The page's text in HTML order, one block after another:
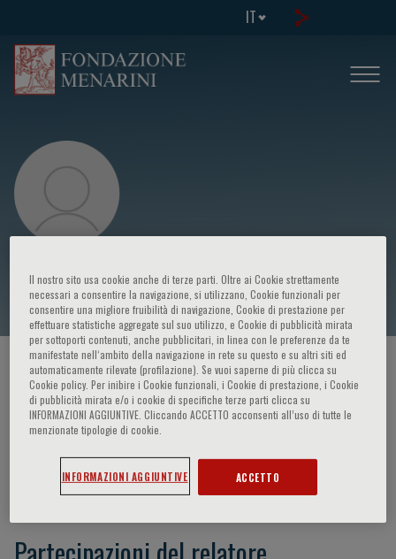
IT
Patricia Gomez removed
HOME PAGE / CORSI ED EVENTI / RELATORE
Patricia Gomez removed
Il nostro sito usa cookie anche di terze parti. Oltre ai Cookie strettamente
necessari a consentire la navigazione, si utilizzano, Cookie funzionali per
consentire una migliore fruibilità di navigazione, Cookie di prestazione per
effettuare statistiche aggregate sul suo utilizzo, e Cookie di pubblicità mirata
per sottoporti contenuti, anche pubblicitari, in linea con le preferenze da te
manifestate nell‘ambito della navigazione in rete su questo e su altri siti ed
automaticamente rilevate (profilazione). Se vuoi saperne di più clicca su
Cookie policy. Per inibire i Cookie funzionali, i Cookie di prestazione, i Cookie
di pubblicità mirata e/o i cookie di specifiche terze parti clicca su
INFORMAZIONI AGGIUNTIVE. Cliccando ACCETTO acconsenti all’uso di tutte le
menzionate tipologie di cookie.
INFORMAZIONI AGGIUNTIVE ACCETTO